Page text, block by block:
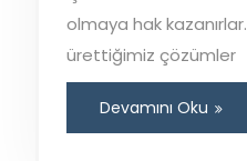
olmaya hak
ürettiğimiz çözümler
Devamını Oku